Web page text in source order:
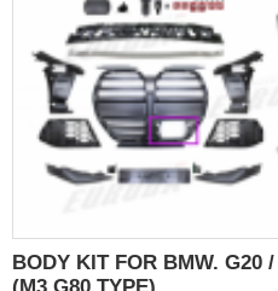
BODY KIT FOR BMW. G20